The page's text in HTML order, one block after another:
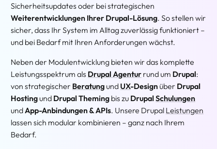
Sicherheitsupdates oder bei strategischen
Weiterentwicklungen Ihrer Drupal-Lösung. So stellen wir
sicher, dass Ihr System im Alltag zuverlässig funktioniert –
und bei Bedarf mit Ihren Anforderungen wächst.
Neben der Modulentwicklung bieten wir das komplette
Leistungsspektrum als Drupal Agentur rund um Drupal:
von strategischer Beratung und UX-Design über Drupal
Hosting und Drupal Theming bis zu DrupalSchulungen
und App-Anbindungen & APIs. Unsere Drupal Leistungen
lassen sich modular kombinieren – ganz nach Ihrem
Bedarf.